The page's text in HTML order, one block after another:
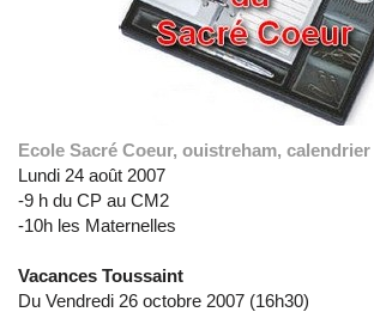
Ecole Sacré Coeur, ouistreham, calendrier
Lundi 24 août 2007
-9 h du CP au CM2
-10h les Maternelles
Vacances Toussaint
Du Vendredi 26 octobre 2007 (16h30)